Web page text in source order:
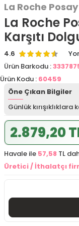
La Roche Posay
La Roche
Karşıtı
4.6
Ürün Barkodu :
Ürün Kodu : 60459
Öne Çıkan Bilgiler
Günlük kırışıklıklara
2.879,20
Havale ile 57,58 TL
Üretici / İthalatçı